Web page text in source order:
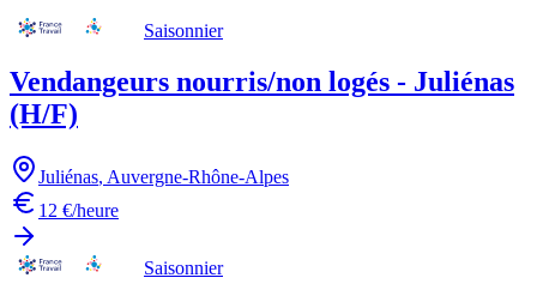
Saisonnier
Vendangeurs nourris/non logés - Juliénas
(H/F)
Juliénas, Auvergne-Rhône-Alpes
12 €/heure
Saisonnier